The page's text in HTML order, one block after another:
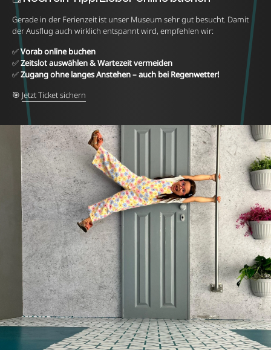
Gerade in der Ferienzeit ist unser Museum sehr gut besucht. Damit
der Ausflug auch wirklich entspannt wird, empfehlen wir:
✅Vorab online buchen
✅Zeitslot auswählen & Wartezeit vermeiden
✅Zugang ohne langes Anstehen – auch bei Regenwetter!
🎯 Jetzt Ticket sichern